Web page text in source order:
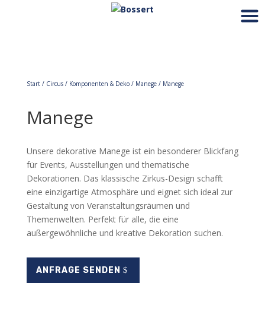
Start/ Circus/ Komponenten & Deko/ Manege/ Manege
Manege
Unsere dekorative Manege ist ein besonderer Blickfang
für Events, Ausstellungen und thematische
Dekorationen. Das klassische Zirkus-Design schafft
eine einzigartige Atmosphäre und eignet sich ideal zur
Gestaltung von Veranstaltungsräumen und
Themenwelten. Perfekt für alle, die eine
außergewöhnliche und kreative Dekoration suchen.
ANFRAGE SENDEN